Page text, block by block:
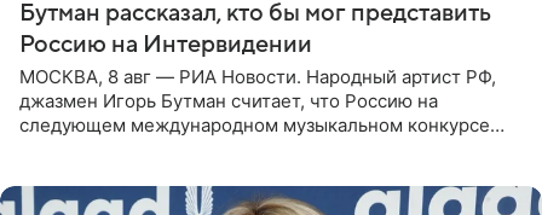
Бутман рассказал, кто бы мог представить
Россию на Интервидении
МОСКВА, 8 авг — РИА Новости. Народный артист РФ,
джазмен Игорь Бутман считает, что Россию на
следующем международном музыкальном конкурсе